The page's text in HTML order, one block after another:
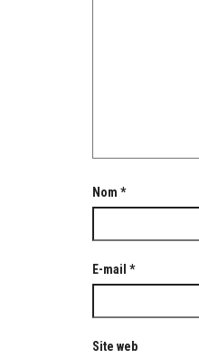
Nom *
E-mail *
Site web